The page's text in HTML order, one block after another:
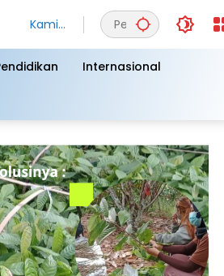
Kamis,
Agust
us
Internasional